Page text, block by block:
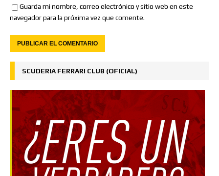
Guarda mi nombre, correo electrónico y sitio web en este
navegador para la próxima vez que comente.
SCUDERIA FERRARI CLUB (OFICIAL)